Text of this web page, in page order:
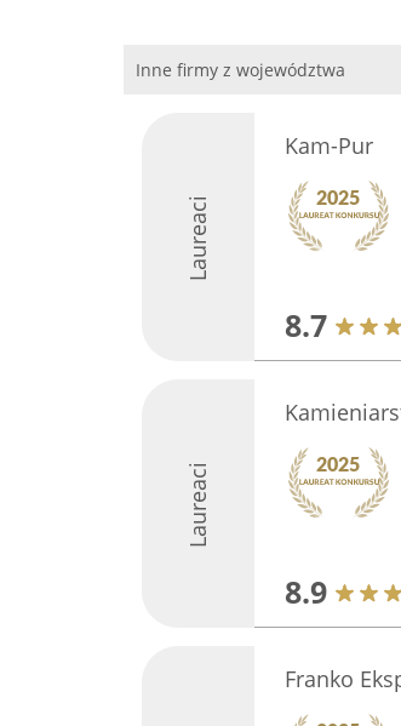
Inne firmy z województwa
Laureaci
Kam-Pur
8.7
Laureaci
8.9
Franko